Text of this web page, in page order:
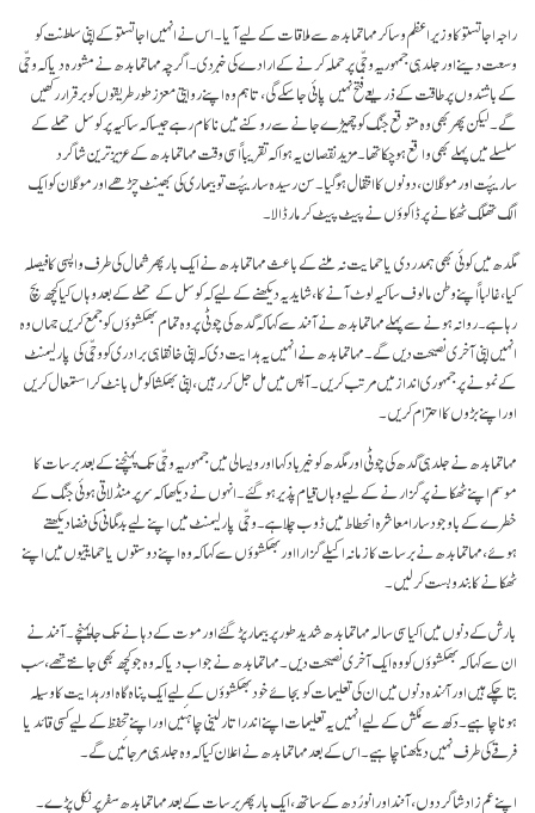
راجہ اجاتستو کا وزیراعظم وساکر مہاتما بدھ سے ملاقات کے لیے آیا۔ اس نے انہیں اجاتستو کے اپنی سلطنت کو
وسعت دینے اور جلد ہی جمہوریہٴ وجّی پر حملہ کرنے کے ارادے کی خبر دی۔ اگرچہ مہاتما بدھ نے مشورہ دیا کہ وجّی
کے باشندوں پر طاقت کے ذریعے فتح نہیں پائی جاسکے گی، تاہم وہ اپنے روایتی معزز طور طریقوں کو برقرار رکھیں
گے۔ لیکن پھر بھی وہ متوقع جنگ کو چھیڑے جانے سے روکنے میں ناکام رہے جیسا کہ ساکیہ پر کوسل حملے کے
سلسلے میں پہلے بھی واقع ہوچکا تھا۔ مزید نقصان یہ ہوا کہ تقریباً اسی وقت مہاتما بدھ کے عزیز ترین شاگرد
ساریپُت اور موگلان ، دونوں کا انتقال ہوگیا۔ سن رسیدہ ساریپُت تو بیماری کی بھینٹ چڑھے اور موگلان کو ایک
الگ تھلگ ٹھکانے پر ڈاکوؤں نے پیٹ پیٹ کر مار ڈالا۔
مگدھ میں کوئی بھی ہمدردی یا حمایت نہ ملنے کے باعث مہاتما بدھ نے ایک بار پھر شمال کی طرف واپسی کا فیصلہ
کیا، غالباً اپنے وطن مالوف ساکیہ لوٹ آنے کا ، شاید یہ دیکھنے کے لیے کہ کوسل کے حملے کے بعد وہاں کیا کچھ بچ
رہا ہے۔ روانہ ہونے سے پہلے مہاتما بدھ نے آنند سے کہا کہ گدھ کی چوٹی پر وہ تمام بھکشوؤں کو جمع کریں جہاں وہ
انہیں اپنی آخری نصیحت دیں گے۔ مہاتما بدھ نے انہیں یہ ہدایت دی کہ اپنی خانقاہی برادری کو وجّی کی پارلیمنٹ
کے نمونے پر جمہوری انداز میں مرتب کریں۔ آپس میں مل جل کر رہیں، اپنی بھکشا کو مل بانٹ کر استمعال کریں
اور اپنے بڑوں کا احترام کریں۔
مہاتما بدھ نے جلد ہی گدھ کی چوٹی اور مگدھ کو خیر باد کہا اور ویسالی میں جمہوریہٴ وجّی تک پہنچنے کے بعد برسات کا
موسم اپنے ٹھکانے پر گزارنے کے لیے وہاں قیام پذیر ہوگئے۔ انہوں نے دیکھا کہ سر پر منڈلاتی ہوئی جنگ کے
خطرے کے باوجود سارا معاشرہ انحطاط میں ڈوب چلا ہے۔ وجّی پارلیمنٹ میں اپنے لیے بدگمانی کی فضا دیکھتے
ہوئے، مہاتما بدھ نے برسات کا زمانہ اکیلے گزارا اور بھکشوؤں سے کہا کہ وہ اپنے دوستوں یا حمایتیوں میں اپنے
ٹھکانے کا بندوبست کرلیں۔
بارش کے دنوں میں اکیاسی سالہ مہاتما بدھ شدید طور پر بیمار پڑ گئے اور موت کے دہانے تک جا پہنچے۔ آنند نے
ان سے کہا کہ بھکشوؤں کو وہ ایک آخری نصیحت دیں۔ مہاتما بدھ نے جواب دیا کہ وہ جو کچھ بھی جانتے تھے، سب
بتا چکے ہیں اور آئندہ دنوں میں ان کی تعلیمات کو بجائے خود بھکشوؤں کے لیے ایک پناہ گاہ اور ہدایت کا وسیلہ
ہونا چا ہیے۔ دکھ سے مُکش کے لیے انہیں یہ تعلیمات اپنے اندر اتار لینی چاہئیں اور اپنے تحفظ کے لیے کسی قائد یا
فرقے کی طرف نہیں دیکھنا چاہیے۔ اس کے بعد مہاتما بدھ نے اعلان کیا کہ وہ جلد ہی مرجائیں گے۔
اپنے عم زاد شاگردوں، آنند اور انورُدھ کے ساتھ، ایک بار پھر برسات کے بعد مہاتما بدھ سفر پر نکل پڑے۔